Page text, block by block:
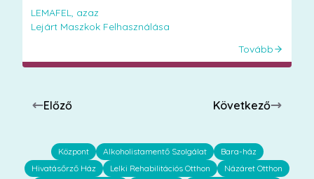
LEMAFEL, azaz
Tovább
Előző Következő
Központ Alkoholistamentő Szolgálat
Bara-ház
Hivatásőrző Ház
Lelki Rehabilitációs Otthon
Názáret Otthon